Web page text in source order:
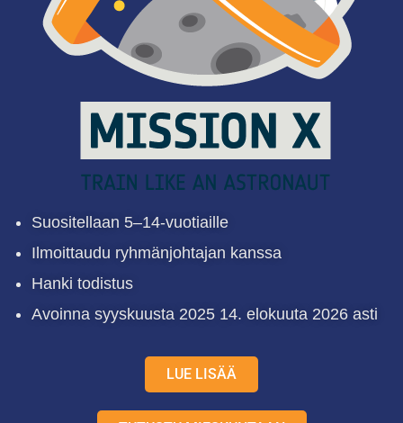
Suositellaan 5–14-vuotiaille
Ilmoittaudu ryhmänjohtajan kanssa
Hanki todistus
Avoinna syyskuusta 2025 14. elokuuta 2026 asti
LUE LISÄÄ